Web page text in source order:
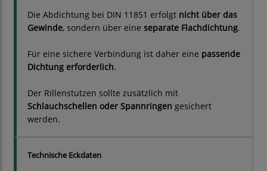
Die Abdichtung bei DIN 11851 erfolgt nicht über das
Gewinde, sondern über eine separate Flachdichtung.
Für eine sichere Verbindung ist daher eine passende
Dichtung erforderlich.
Der Rillenstutzen sollte zusätzlich mit
Schlauchschellen oder Spannringen gesichert
werden.
Technische Eckdaten